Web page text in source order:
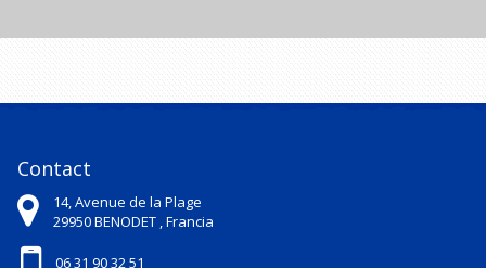
Contact
14, Avenue de la Plage
29950BENODET ,Francia
06 31 90 32 51